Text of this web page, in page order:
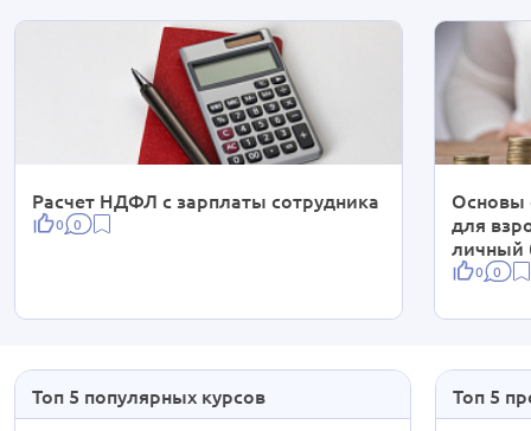
Расчет НДФЛ с зарплаты сотрудника
0 0
Основы
для
личный
0 0
Топ 5 популярных курсов Топ 5